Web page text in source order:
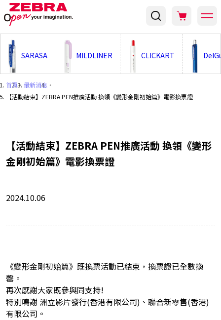
SARASA MILDLINER CLICKART
首頁・ 最新消息 ・
【活動結束】ZEBRA PEN推廣活動 換領《變形金剛初始篇》電影換票證
【活動結束】ZEBRA PEN推廣活動 換領《變形
金剛初始篇》電影換票證
2024.10.06
《變形金剛初始篇》既換票活動已結束，換票證已全數換
罄。
再次感謝大家既參與同支持!
特別鳴謝 洲立影片發行(香港有限公司)、聯合新零售(香港)
有限公司。